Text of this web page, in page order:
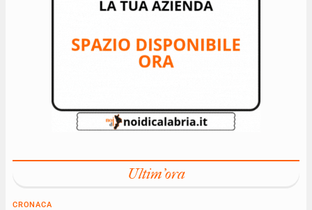
Ultim'ora
CRONACA